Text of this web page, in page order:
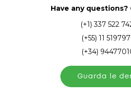
Have any questions?
(+1) 337 522
(+55) 11
(+34)
Guarda le